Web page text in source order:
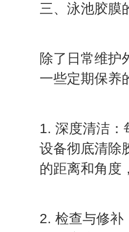
三、泳池胶膜
除了日常维护
一些定期保养
1. 深度清洁：
设备彻底清除
的距离和角度
2. 检查与修补